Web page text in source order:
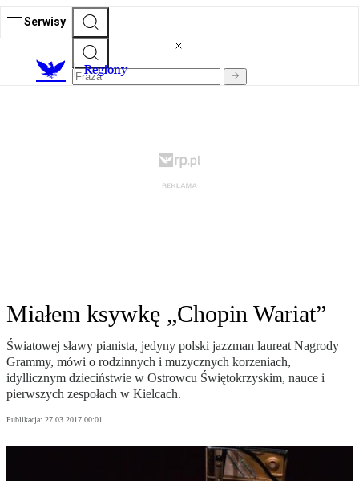
Serwisy
Regiony
Miałem ksywkę „Chopin Wariat”
Światowej sławy pianista, jedyny polski jazzman laureat Nagrody
Grammy, mówi o rodzinnych i muzycznych korzeniach,
idyllicznym dzieciństwie w Ostrowcu Świętokrzyskim, nauce i
pierwszych zespołach w Kielcach.
Publikacja: 27.03.2017 00:01